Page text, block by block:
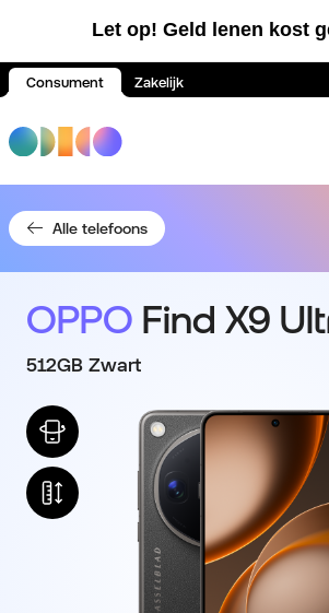
Let op! Geld lenen kost
Consument Zakelijk
Alle telefoons
OPPO Find X9
512GB Zwart